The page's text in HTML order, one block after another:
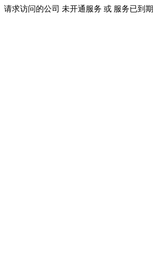
请求访问的公司 未开通服务 或 服务已到期